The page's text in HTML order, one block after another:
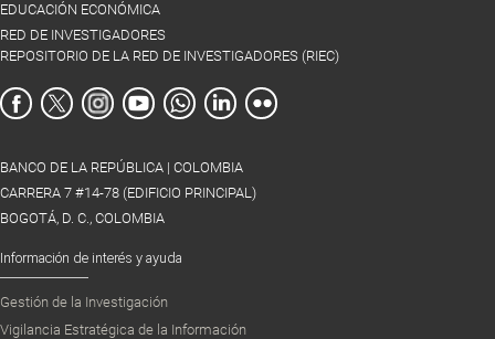
EDUCACIÓN ECONÓMICA
RED DE INVESTIGADORES
REPOSITORIO DE LA RED DE INVESTIGADORES (RIEC)
BANCO DE LA REPÚBLICA | COLOMBIA
CARRERA 7 #14-78 (EDIFICIO PRINCIPAL)
BOGOTÁ, D. C., COLOMBIA
Información de interés y ayuda
Gestión de la Investigación
Vigilancia Estratégica de la Información